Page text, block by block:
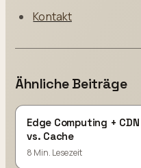
Kontakt
Ähnliche Beiträge
Edge Computing +
vs. Cache
8 Min. Lesezeit